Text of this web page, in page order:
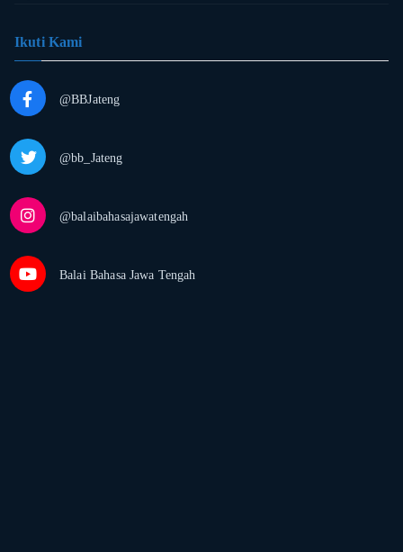
Ikuti Kami
@BBJateng
@bb_Jateng
@balaibahasajawatengah
Balai Bahasa Jawa Tengah